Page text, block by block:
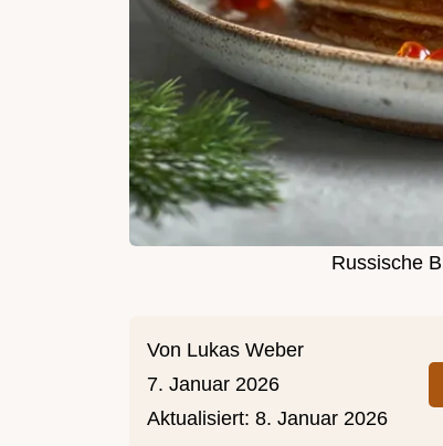
Russische
Von Lukas Weber
7. Januar 2026
Aktualisiert: 8. Januar 2026